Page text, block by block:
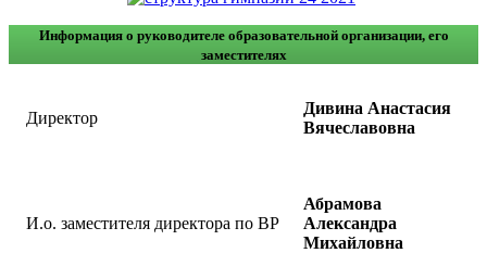
Информация о руководителе образовательной организации, его
заместителях
Директор
Дивина Анастасия
Вячеславовна
И.о. заместителя директора по ВР
Абрамова
Александра
Михайловна